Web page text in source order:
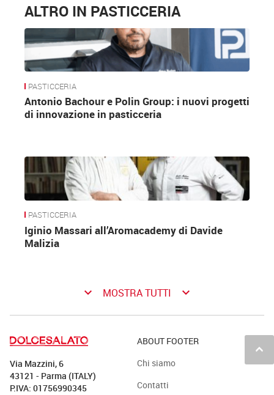
ALTRO IN PASTICCERIA
PASTICCERIA
Antonio Bachour e Polin Group: i nuovi progetti
di innovazione in pasticceria
PASTICCERIA
Iginio Massari all’Aromacademy di Davide
Malizia
keyboard_arrow_down MOSTRA TUTTI keyboard_arrow_down
keyboard_arrow_up
Via Mazzini, 6
43121 - Parma (ITALY)
P.IVA: 01756990345
ABOUT FOOTER
Chi siamo
Contatti